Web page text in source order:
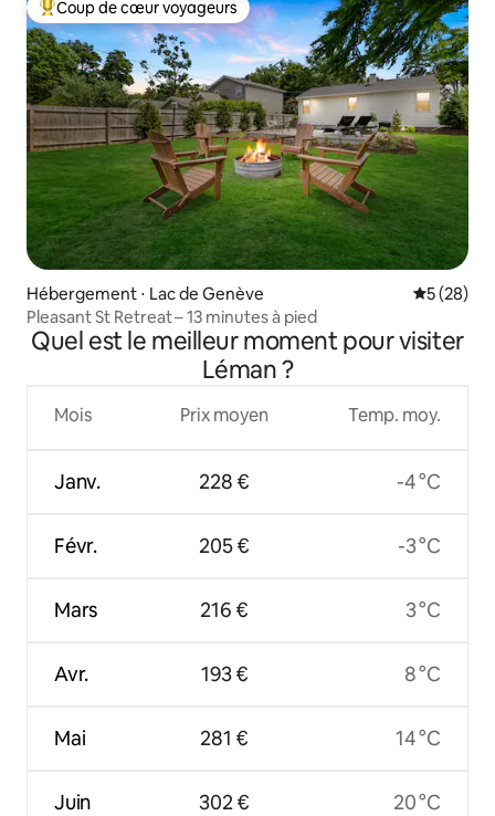
Coups de cœur voyageurs les plus appréciés
Coup de cœur voyageurs
Hébergement ⋅ Lac de Genève
5 (28)
Pleasant St Retreat – 13 minutes à pied
Quel est le meilleur moment pour visiter
Léman ?
Mois
Janv.
Févr.
Mars
Avr.
Mai
Juin
Prix moyen
228 €
205 €
216 €
193 €
281 €
302 €
Temp. moy.
-4 °C
-3 °C
3 °C
8 °C
14 °C
20 °C